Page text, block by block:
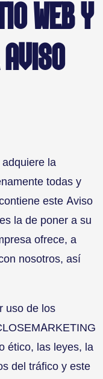
WEB Y
la
todas y
este Aviso
la de poner a su
ofrece, a
nosotros, así
uso de los
ético, las leyes, la
del tráfico y este